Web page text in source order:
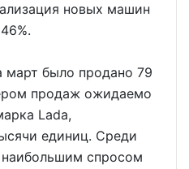
новых машин
было продано 79
продаж ожидаемо
Lada,
единиц. Среди
спросом